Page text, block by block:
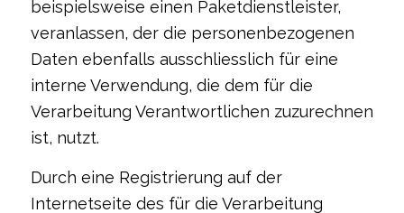
beispielsweise einen Paketdienstleister,
veranlassen, der die personenbezogenen
Daten ebenfalls ausschliesslich für eine
interne Verwendung, die dem für die
Verarbeitung Verantwortlichen zuzurechnen
ist, nutzt.
Durch eine Registrierung auf der
Internetseite des für die Verarbeitung